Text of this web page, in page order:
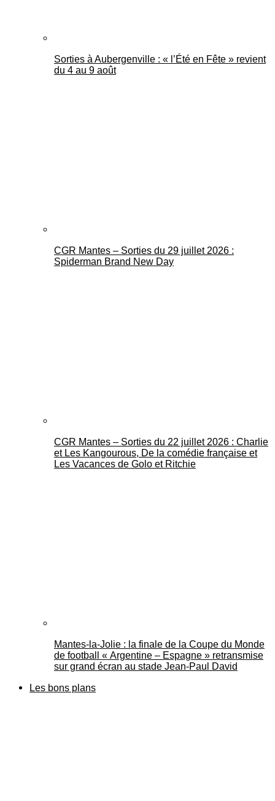
Sorties à Aubergenville : « l’Été en Fête » revient
du 4 au 9 août
CGR Mantes – Sorties du 29 juillet 2026 :
Spiderman Brand New Day
CGR Mantes – Sorties du 22 juillet 2026 : Charlie
et Les Kangourous, De la comédie française et
Les Vacances de Golo et Ritchie
Mantes-la-Jolie : la finale de la Coupe du Monde
de football « Argentine – Espagne » retransmise
sur grand écran au stade Jean-Paul David
Les bons plans